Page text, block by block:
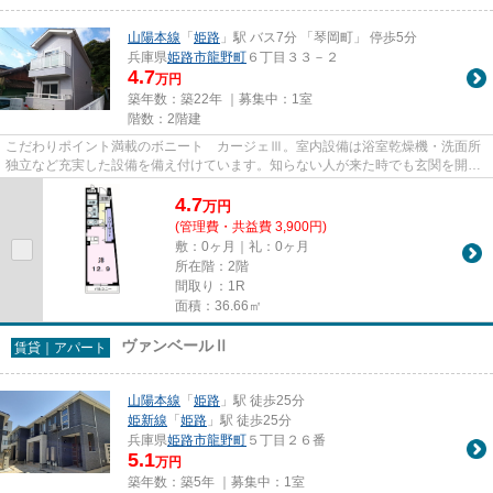
山陽本線 「姫路 」駅 バス7分 「琴岡町」 停歩5分
兵庫県姫路市龍野町 ６丁目３３－２
4.7万円
築年数：築22年 ｜募集中： 1室
階数：2階建
こだわりポイント満載のボニート カージェⅢ。室内設備は浴室乾燥機・洗面所
独立など充実した設備を備え付けています。知らない人が来た時でも玄関を開け
ずに顔を確認できるモニター付...
4.7万円
(管理費・共益費 3,900円)
敷：0ヶ月｜礼：0ヶ月
所在階：2階
間取り：1R
面積：36.66㎡
賃貸｜アパート ヴァンベールⅡ
山陽本線 「姫路 」駅 徒歩25分
姫新線 「姫路 」駅 徒歩25分
兵庫県姫路市龍野町 ５丁目２６番
5.1万円
築年数：築5年 ｜募集中： 1室